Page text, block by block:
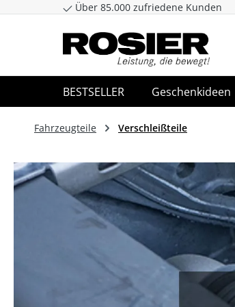
Zum Hauptinhalt springen
Über 85.000 zufriedene Kunden
BESTSELLER Geschenkideen
Fahrzeugteile Verschleißteile